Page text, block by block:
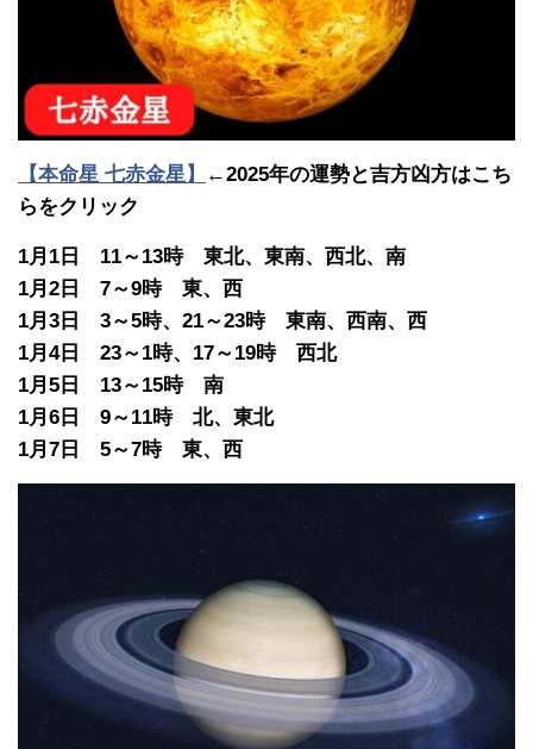
【本命星 七赤金星】
←2025年の運勢と吉方凶方はこち
らをクリック
1月1日 11～13時 東北、東南、西北、南
1月2日 7～9時 東、西
1月3日 3～5時、21～23時 東南、西南、西
1月4日 23～1時、17～19時 西北
1月5日 13～15時 南
1月6日 9～11時 北、東北
1月7日 5～7時 東、西